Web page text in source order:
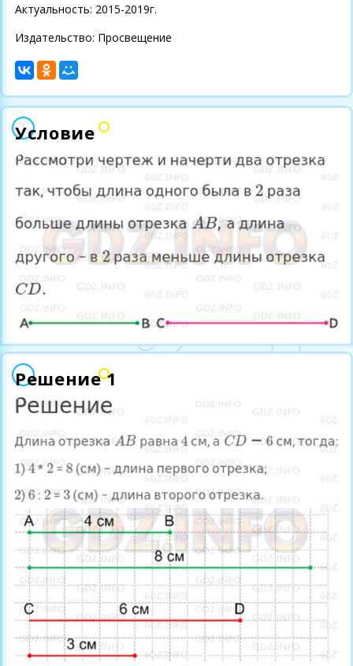
Актуальность: 2015-2019г.
Издательство: Просвещение
Условие
Решение 1